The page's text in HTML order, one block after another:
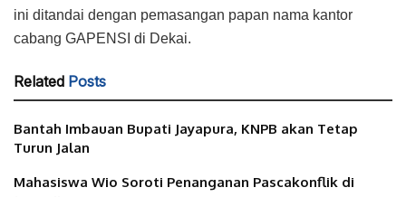
ini ditandai dengan pemasangan papan nama kantor
cabang GAPENSI di Dekai.
Related Posts
Bantah Imbauan Bupati Jayapura, KNPB akan Tetap
Turun Jalan
Mahasiswa Wio Soroti Penanganan Pascakonflik di